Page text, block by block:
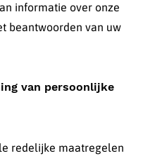
informatie over onze
beantwoorden van uw
van persoonlijke
redelijke maatregelen